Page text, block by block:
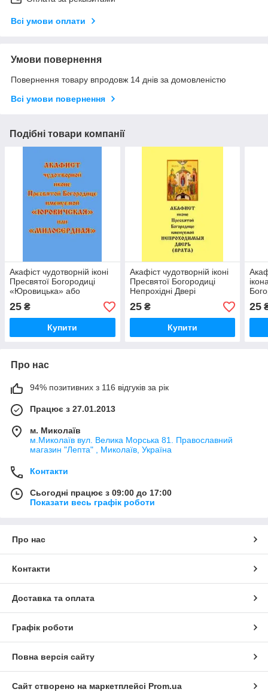
Всі умови оплати
Умови повернення
Повернення товару впродовж 14 днів за домовленістю
Всі умови повернення
Подібні товари компанії
Акафіст чудотворній іконі
Пресвятої Богородиці
«Юровицька» або
«Милосердна».
25 ₴
Купити
Акафіст чудотворній іконі
Пресвятої Богородиці
Непрохідні Двері
25₴
Купити
25
Про нас
94% позитивних з 116 відгуків за рік
Працює з 27.01.2013
м. Миколаїв
м.Миколаїв вул. Велика Морська 81. Православний
магазин "Лепта" , Миколаїв, Україна
Контакти
Сьогодні працює з 09:00 до 17:00
Показати весь графік роботи
Про нас
Контакти
Доставка та оплата
Графік роботи
Повна версія сайту
Сайт створено на маркетплейсі Prom.ua